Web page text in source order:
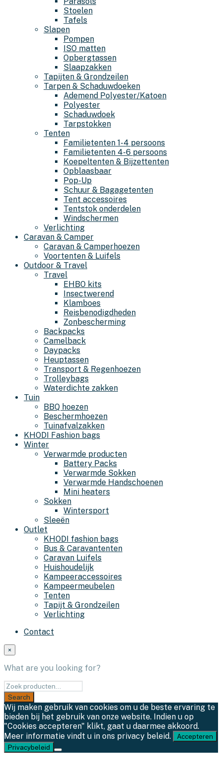
Stoelen
Tafels
Slapen
Pompen
ISO matten
Opbergtassen
Slaapzakken
Tapijten & Grondzeilen
Tarpen & Schaduwdoeken
Ademend Polyester/Katoen
Polyester
Schaduwdoek
Tarpstokken
Tenten
Familietenten 1-4 persoons
Familietenten 4-6 persoons
Koepeltenten & Bijzettenten
Opblaasbaar
Pop-Up
Schuur & Bagagetenten
Tent accessoires
Tentstok onderdelen
Windschermen
Verlichting
Caravan & Camper
Caravan & Camperhoezen
Voortenten & Luifels
Outdoor & Travel
Travel
EHBO kits
Insectwerend
Klamboes
Reisbenodigdheden
Zonbescherming
Backpacks
Camelback
Daypacks
Heuptassen
Transport & Regenhoezen
Trolleybags
Waterdichte zakken
Tuin
BBQ hoezen
Beschermhoezen
Tuinafvalzakken
KHODI Fashion bags
Winter
Verwarmde producten
Battery Packs
Verwarmde Sokken
Verwarmde Handschoenen
Mini heaters
Sokken
Wintersport
Sleeën
Outlet
KHODI fashion bags
Bus & Caravantenten
Caravan Luifels
Huishoudelijk
Kampeeraccessoires
Kampeermeubelen
Tenten
Tapijt & Grondzeilen
Verlichting
Contact
×
What are you looking for?
Wij maken gebruik van cookies om u de beste ervaring te
bieden bij het gebruik van onze website. Indien u op
"Cookies accepteren" klikt, gaat u daarmee akkoord.
Meer informatie vindt u in ons privacy beleid.
Accepteren
Privacybeleid